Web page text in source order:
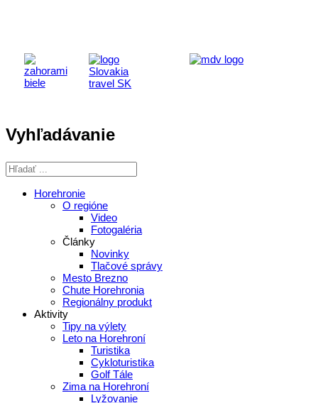
Vyhľadávanie
Horehronie
O regióne
Video
Fotogaléria
Články
Novinky
Tlačové správy
Mesto Brezno
Chute Horehronia
Regionálny produkt
Aktivity
Tipy na výlety
Leto na Horehroní
Turistika
Cykloturistika
Golf Tále
Zima na Horehroní
Lyžovanie